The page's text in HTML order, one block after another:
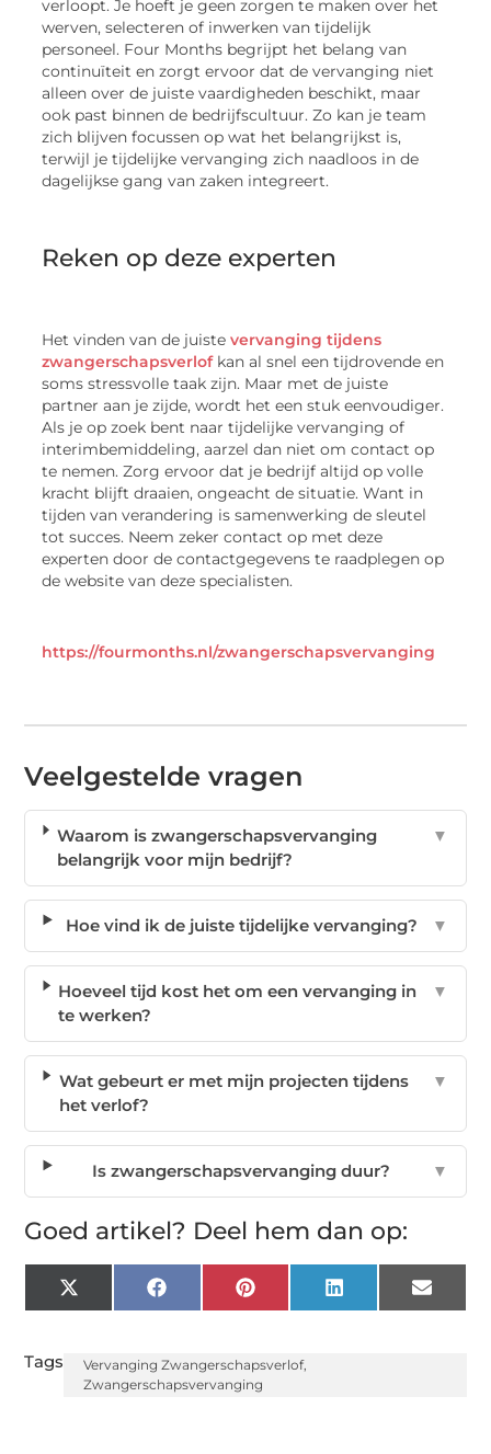
verloopt. Je hoeft je geen zorgen te maken over het
werven, selecteren of inwerken van tijdelijk
personeel. Four Months begrijpt het belang van
continuïteit en zorgt ervoor dat de vervanging niet
alleen over de juiste vaardigheden beschikt, maar
ook past binnen de bedrijfscultuur. Zo kan je team
zich blijven focussen op wat het belangrijkst is,
terwijl je tijdelijke vervanging zich naadloos in de
dagelijkse gang van zaken integreert.
Reken op deze experten
Het vinden van de juistevervanging tijdens
zwangerschapsverlofkan al snel een tijdrovende en
soms stressvolle taak zijn. Maar met de juiste
partner aan je zijde, wordt het een stuk eenvoudiger.
Als je op zoek bent naar tijdelijke vervanging of
interimbemiddeling, aarzel dan niet om contact op
te nemen. Zorg ervoor dat je bedrijf altijd op volle
kracht blijft draaien, ongeacht de situatie. Want in
tijden van verandering is samenwerking de sleutel
tot succes. Neem zeker contact op met deze
experten door de contactgegevens te raadplegen op
de website van deze specialisten.
https://fourmonths.nl/zwangerschapsvervanging
Veelgestelde vragen
Waarom is zwangerschapsvervanging
belangrijk voor mijn bedrijf?
▼
Hoe vind ik de juiste tijdelijke vervanging? ▼
Hoeveel tijd kost het om een vervanging in
te werken?
▼
Wat gebeurt er met mijn projecten tijdens
het verlof?
▼
Is zwangerschapsvervanging duur? ▼
Goed artikel? Deel hem dan op:
X
(Twitter)
FacebookPinterest LinkedIn Email
Tags: Vervanging Zwangerschapsverlof,
Zwangerschapsvervanging